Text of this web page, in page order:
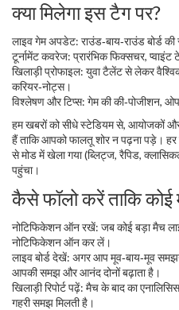
क्या मिलेगा इस टैग पर?
लाइव गेम अपडेट: राउंड‑बाय‑राउंड बोर्ड
टूर्नामेंट कवरेज: प्रारंभिक फिक्सचर, प्वाइंट
खिलाड़ी प्रोफाइल: युवा टैलेंट से लेकर
करियर‑नोट्स।
विश्लेषण और टिप्स: गेम की की‑पोजीशन,
हम खबरों को सीधे स्टेडियम से, आयोजकों
हैं ताकि आपको फालतू शोर न पढ़ना पड़े।
से मोड में खेला गया (ब्लिट्ज, रैपिड,
पहुंचा।
कैसे फॉलो करें ताकि कोई
नोटिफिकेशन ऑन रखें: जब कोई बड़ा मैच
नोटिफिकेशन ऑन कर लें।
लाइव बोर्ड देखें: अगर आप मूव‑बाय‑मूव
आपकी समझ और आनंद दोनों बढ़ाता है।
खिलाड़ी रिपोर्ट पढ़ें: मैच के बाद का
गहरी समझ मिलती है।